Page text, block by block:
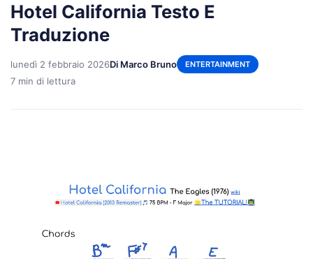
Hotel California Testo E
Traduzione
lunedì 2 febbraio 2026Di Marco Bruno ENTERTAINMENT
7 min di lettura